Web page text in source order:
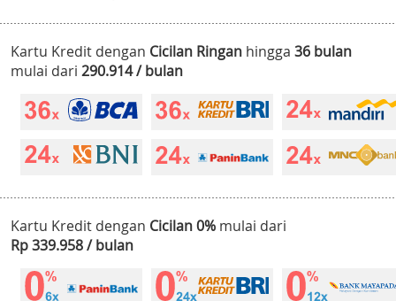
Kartu Kredit dengan Cicilan Ringan hingga 36 bulan
mulai dari 290.914 / bulan
Kartu Kredit dengan Cicilan 0% mulai dari
Rp 339.958 / bulan